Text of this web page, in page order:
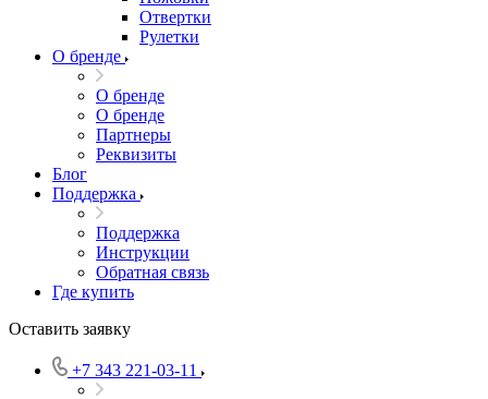
Отвертки
Рулетки
О бренде
О бренде
О бренде
Партнеры
Реквизиты
Блог
Поддержка
Поддержка
Инструкции
Обратная связь
Где купить
Оставить заявку
+7 343 221-03-11